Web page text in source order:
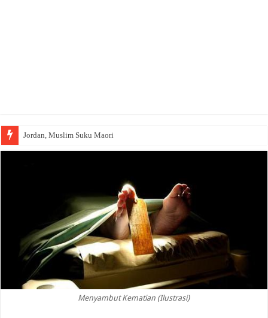
Jordan, Muslim Suku Maori
Menyambut Kematian (Ilustrasi)